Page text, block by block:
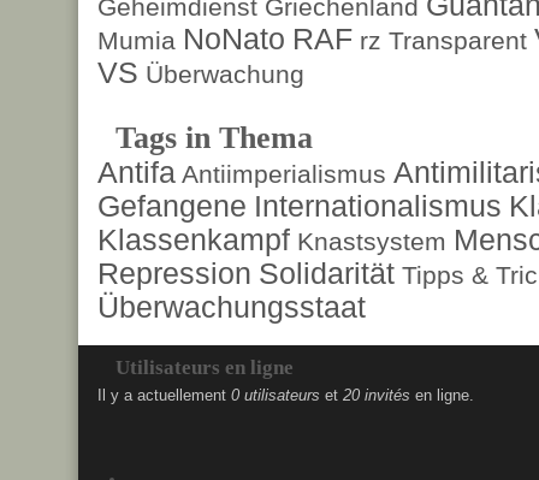
Geheimdienst Griechenland
Mumia NoNato RAF rz Transparent
VS Überwachung
Tags in Thema
Antifa Antiimperialismus
Gefangene Internationalismus
Klassenkampf Knastsystem
Repression Solidarität Tipps &
Überwachungsstaat
Utilisateurs en ligne
Il y a actuellement 0 utilisateurs et 20 invités en ligne.